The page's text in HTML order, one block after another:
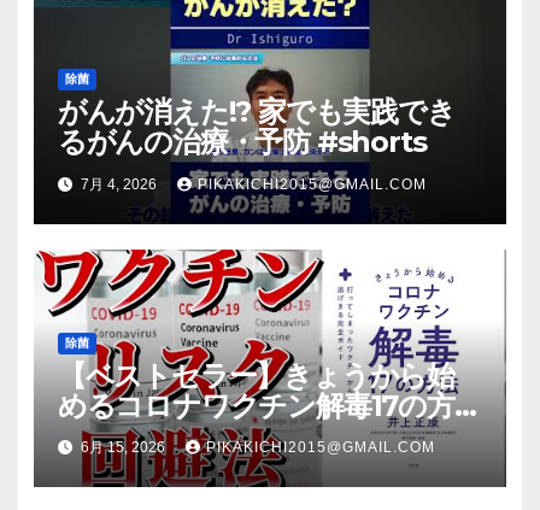
除菌
がんが消えた!? 家でも実践でき
るがんの治療・予防 #shorts
7月 4, 2026 PIKAKICHI2015@GMAIL.COM
除菌
【ベストセラー】きょうから始
めるコロナワクチン解毒17の方法
【本要約】
6月 15, 2026 PIKAKICHI2015@GMAIL.COM